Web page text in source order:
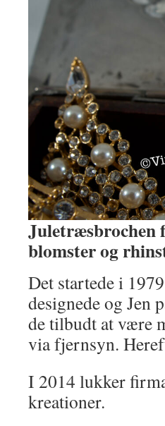
blomster og
Det startede i
designede og Jen
de tilbudt at være
via fjernsyn.
I 2014 lukker
kreationer.